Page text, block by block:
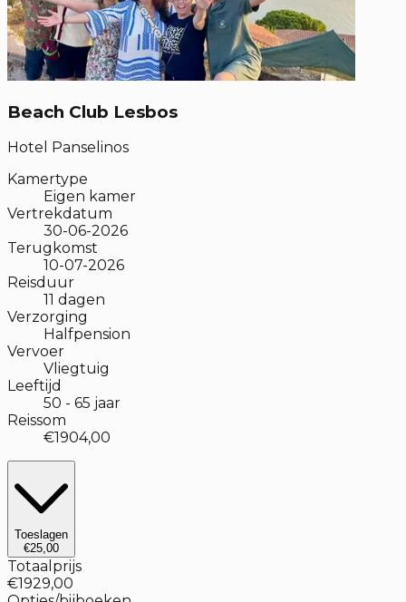
Beach Club Lesbos
Hotel Panselinos
Kamertype
Eigen kamer
Vertrekdatum
30-06-2026
Terugkomst
10-07-2026
Reisduur
11 dagen
Verzorging
Halfpension
Vervoer
Vliegtuig
Leeftijd
50 - 65 jaar
Reissom
€1904,00
Toeslagen
€25,00
Totaalprijs
€1929,00